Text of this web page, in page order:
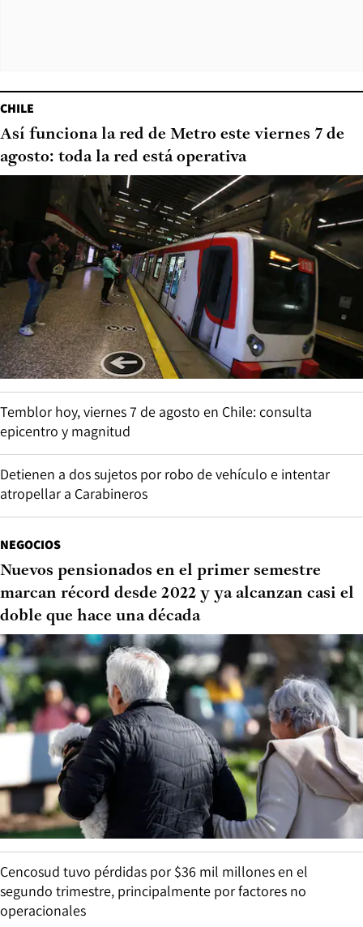
CHILE
Así funciona la red de Metro este viernes 7 de
agosto: toda la red está operativa
Temblor hoy, viernes 7 de agosto en Chile: consulta
epicentro y magnitud
Detienen a dos sujetos por robo de vehículo e intentar
atropellar a Carabineros
NEGOCIOS
Nuevos pensionados en el primer semestre
marcan récord desde 2022 y ya alcanzan casi el
doble que hace una década
Cencosud tuvo pérdidas por $36 mil millones en el
segundo trimestre, principalmente por factores no
operacionales